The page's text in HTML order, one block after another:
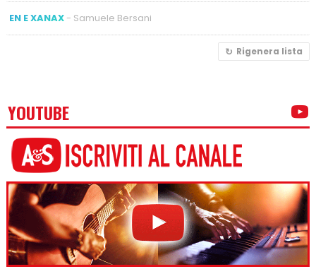
EN E XANAX- Samuele Bersani
Rigenera lista
YOUTUBE